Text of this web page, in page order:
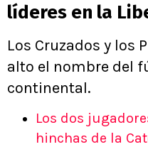
líderes en la
Los Cruzados y los
alto el nombre del
continental.
Los dos
hinchas de la